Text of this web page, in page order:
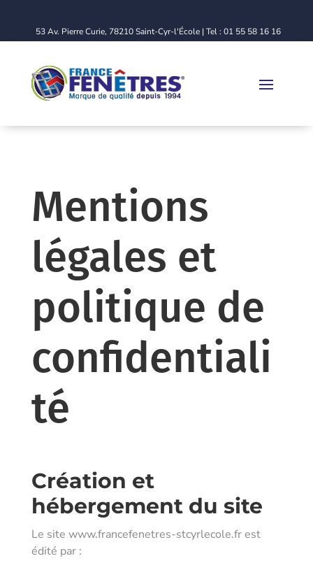
53 Av. Pierre Curie, 78210 Saint-Cyr-l'École | Tel : 01 55 58 16 16
Mentions
légales et
politique de
confidentiali
té
Création et
hébergement du site
Le site www.francefenetres-stcyrlecole.fr est
édité par :